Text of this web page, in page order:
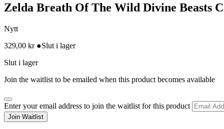
Zelda Breath Of The Wild Divine Beasts
Nytt
329,00 kr ●Slut i lager
Slut i lager
Join the waitlist to be emailed when this product becomes available
Dismiss
notification
Enter your email address to join the waitlist for this product
Join Waitlist